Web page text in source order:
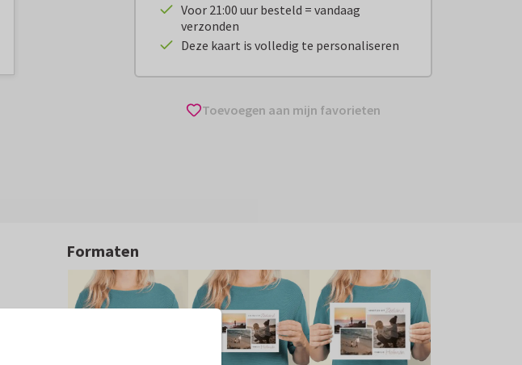
Voor 21:00 uur besteld = vandaag
verzonden
Deze kaart is volledig te personaliseren
Toevoegen aan mijn favorieten
Formaten